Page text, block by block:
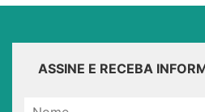
ASSINE E RECEBA